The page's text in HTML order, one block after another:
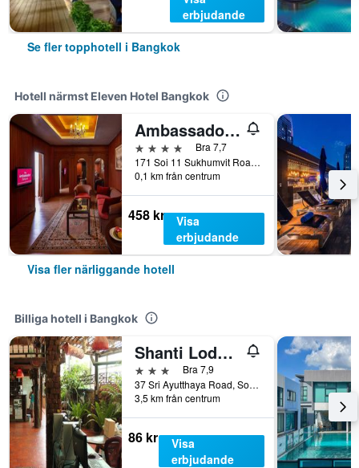
erbjudande
Se fler topphotell i Bangkok
Hotell närmst Eleven Hotel Bangkok
Ambassador Hotel Bangkok
4 stjärnor
Bra 7,7
171 Soi 11 Sukhumvit Road, Bangkok, Thailand
0,1 km från centrum
458 kr
Visa
erbjudande
Visa fler närliggande hotell
Billiga hotell i Bangkok
Shanti Lodge Bangkok
3 stjärnorBra 7,9
37 Sri Ayutthaya Road, Soi 16, Bangkok, Thailand
3,5 km från centrum
86 kr
Visa
erbjudande